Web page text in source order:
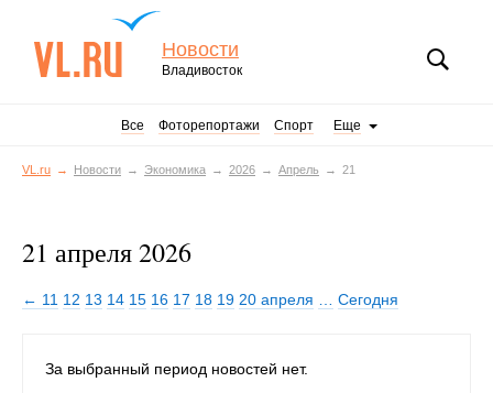
Новости
Владивосток
Все Фоторепортажи Спорт Еще
VL.ru Новости Экономика 2026 Апрель 21
21 апреля 2026
← 11 12 13 14 15 16 17 18 19 20 апреля Сегодня
За выбранный период новостей нет.